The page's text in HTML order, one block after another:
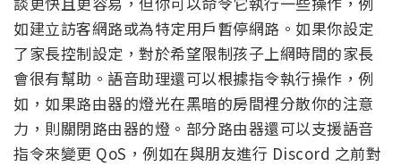
如建立訪客網路或為特定用戶暫停網路。如果你設定
了家長控制設定，對於希望限制孩子上網時間的家長
會很有幫助。語音助理還可以根據指令執行操作，例
如，如果路由器的燈光在黑暗的房間裡分散你的注意
力，則關閉路由器的燈。部分路由器還可以支援語音
指令來變更 QoS，例如在與朋友進行 Discord 之前對